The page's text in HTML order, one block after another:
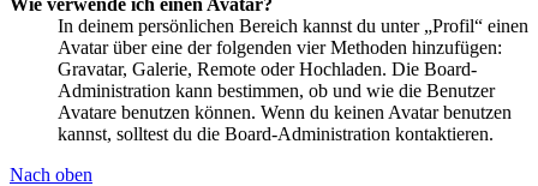
Wie verwende ich einen Avatar?
In deinem persönlichen Bereich kannst du unter „Profil“ einen
Avatar über eine der folgenden vier Methoden hinzufügen:
Gravatar, Galerie, Remote oder Hochladen. Die Board-
Administration kann bestimmen, ob und wie die Benutzer
Avatare benutzen können. Wenn du keinen Avatar benutzen
kannst, solltest du die Board-Administration kontaktieren.
Nach oben